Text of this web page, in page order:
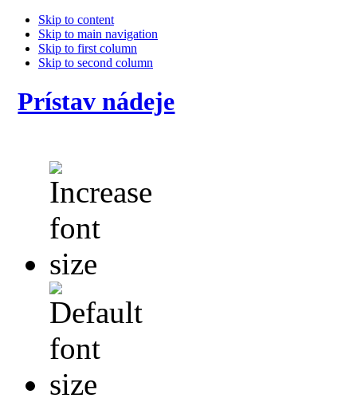
Skip to content
Skip to main navigation
Skip to first column
Skip to second column
Prístav nádeje